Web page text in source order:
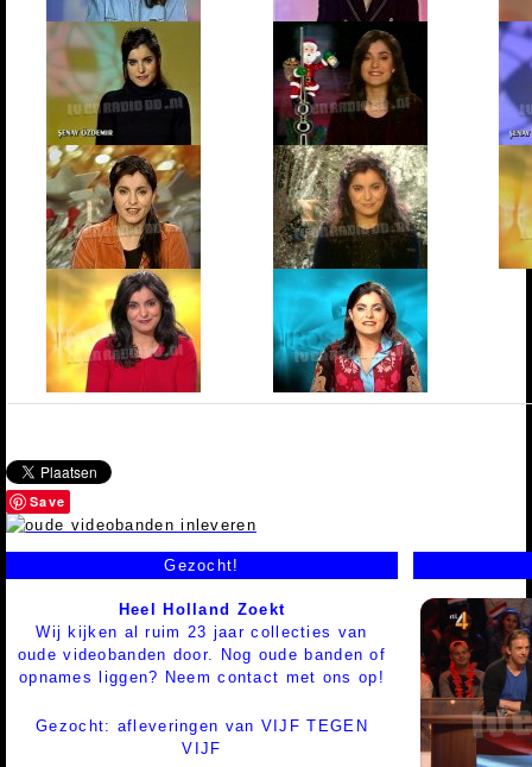
Save
Gezocht!
Heel Holland Zoekt
Wij kijken al ruim 23 jaar collecties van
oude videobanden door. Nog oude banden of
opnames liggen? Neem contact met ons op!
Gezocht: afleveringen van VIJF TEGEN
VIJF